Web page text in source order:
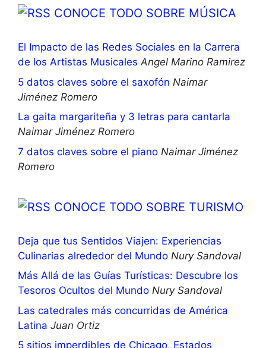
CONOCE TODO SOBRE MÚSICA
El Impacto de las Redes Sociales en la Carrera
de los Artistas Musicales Angel Marino Ramirez
5 datos claves sobre el saxofón Naimar
Jiménez Romero
La gaita margariteña y 3 letras para cantarla
Naimar Jiménez Romero
7 datos claves sobre el piano Naimar Jiménez
Romero
CONOCE TODO SOBRE TURISMO
Deja que tus Sentidos Viajen: Experiencias
Culinarias alrededor del Mundo Nury Sandoval
Más Allá de las Guías Turísticas: Descubre los
Tesoros Ocultos del Mundo Nury Sandoval
Las catedrales más concurridas de América
Latina Juan Ortiz
5 sitios imperdibles de Chicago, Estados